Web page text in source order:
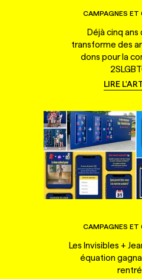
CAMPAGNES ET
Déjà cinq ans
transforme des
dons pour la
LIRE
CAMPAGNES ET
Les Invisibles +
équation